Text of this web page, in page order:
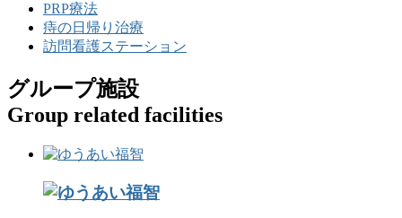
PRP療法
痔の日帰り治療
訪問看護ステーション
グループ施設
Group related facilities